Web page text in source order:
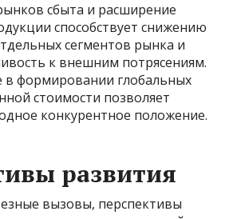
сбыта и расширение
способствует снижению
сегментов рынка и
к внешним потрясениям.
в формировании глобальных
стоимости позволяет
конкурентное положение.
развития
вызовы, перспективы